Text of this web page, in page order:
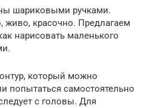
шариковыми ручками.
живо, красочно. Предлагаем
нарисовать маленького
который можно
попытаться самостоятельно
с головы. Для